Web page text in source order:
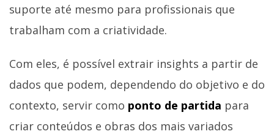
suporte até mesmo para profissionais que
trabalham com a criatividade.
Com eles, é possível extrair insights a partir de
dados que podem, dependendo do objetivo e do
contexto, servir como ponto de partida para
criar conteúdos e obras dos mais variados